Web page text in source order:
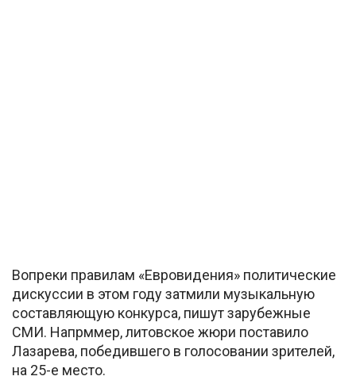
Вопреки правилам «Евровидения» политические
дискуссии в этом году затмили музыкальную
составляющую конкурса, пишут зарубежные
СМИ. Напрммер, литовское жюри поставило
Лазарева, победившего в голосовании зрителей,
на 25-е место.